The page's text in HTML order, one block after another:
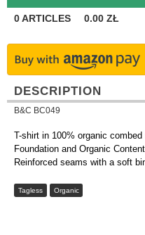
0ARTICLES 0.00 ZŁ
DESCRIPTION
B&C BC049
T-shirt in 100% organic
Foundation and Organic
Reinforced seams with a soft
Tagless Organic